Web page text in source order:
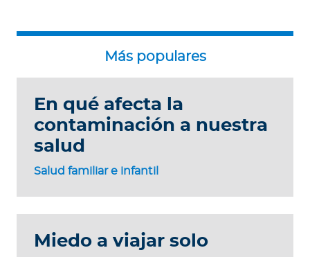
Salud familiar e infantil
En qué afecta la
contaminación a nuestra
salud
Miedo a viajar solo